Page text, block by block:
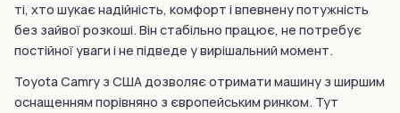
ті, хто шукає надійність, комфорт і впевнену потужність
без зайвої розкоші. Він стабільно працює, не потребує
постійної уваги і не підведе у вирішальний момент.
Toyota Camry з США дозволяє отримати машину з ширшим
оснащенням порівняно з європейським ринком. Тут